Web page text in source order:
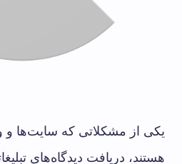
یکی از مشکلاتی که سایت‌ها و
هستند، دریافت دیدگاه‌های